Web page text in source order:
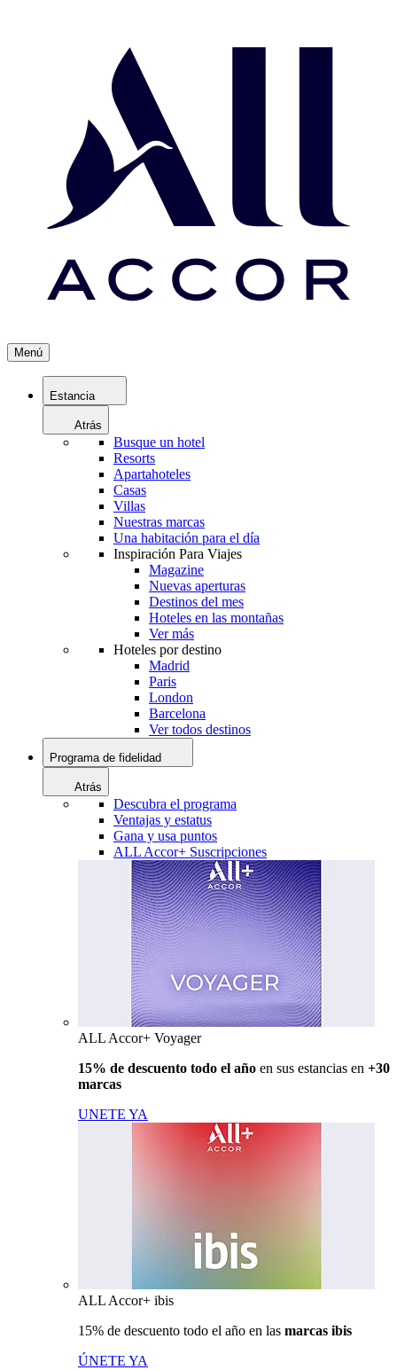
Menú
Estancia
Atrás
Busque un hotel
Resorts
Apartahoteles
Casas
Villas
Nuestras marcas
Una habitación para el día
Inspiración Para Viajes
Magazine
Nuevas aperturas
Destinos del mes
Hoteles en las montañas
Ver más
Hoteles por destino
Madrid
Paris
London
Barcelona
Ver todos destinos
Programa de fidelidad
Atrás
Descubra el programa
Ventajas y estatus
Gana y usa puntos
ALL Accor+ Suscripciones
ALL Accor+ Voyager
15% de descuento todo el año en sus estancias en +30
marcas
UNETE YA
ALL Accor+ ibis
15% de descuento todo el año en las marcas ibis
ÚNETE YA